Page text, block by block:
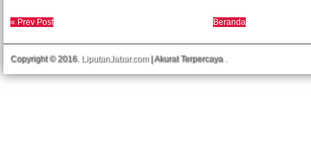
« Prev Post Beranda
Copyright © 2016. LiputanJabar.com| Akurat Terpercaya